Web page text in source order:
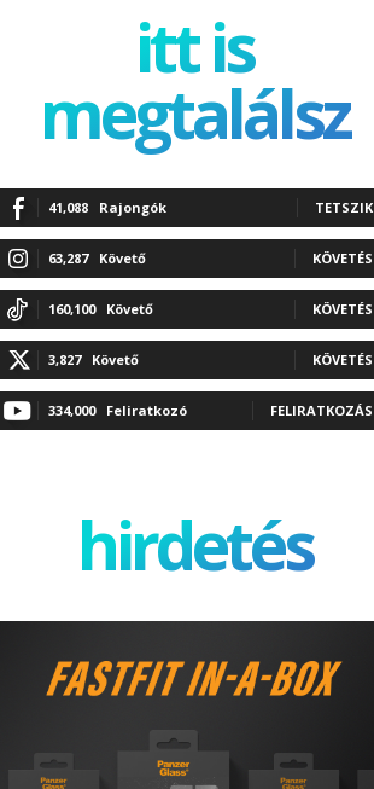
itt is
megtalálsz
41,088 Rajongók TETSZIK
63,287 Követő KÖVETÉS
160,100 Követő KÖVETÉS
3,827 Követő KÖVETÉS
334,000 Feliratkozó FELIRATKOZÁS
hirdetés